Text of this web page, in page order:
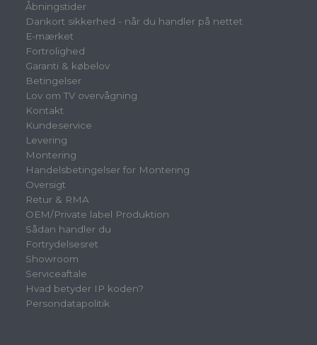
Åbningstider
Dankort sikkerhed - når du handler på nettet
E-mærket
Fortrolighed
Garanti & købelov
Betingelser
Lov om TV overvågning
Kontakt
Kundeservice
Levering
Montering
Handelsbetingelser for Montering
Oversigt
Retur & RMA
OEM/Private label Produktion
Sådan handler du
Fortrydelsesret
Showroom
Serviceaftale
Hvad betyder IP koden?
Persondatapolitik